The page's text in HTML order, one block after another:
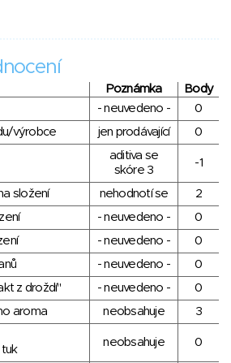
Poznámka
Body
- neuvedeno -
0
výrobce
jen prodávající 0
aditiva se
skóre 3
-1
složení nehodnotí se
2
- neuvedeno -
0
- neuvedeno -
0
- neuvedeno -
0
z droždí"
- neuvedeno -
0
aroma
neobsahuje
3
neobsahuje 0